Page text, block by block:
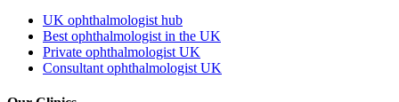
UK ophthalmologist hub
Best ophthalmologist in the UK
Private ophthalmologist UK
Consultant ophthalmologist UK